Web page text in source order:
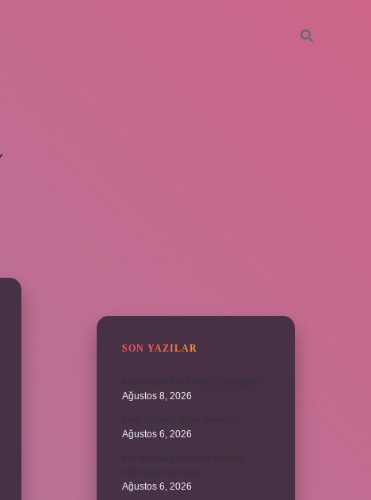
SON YAZILAR
Ağustos 8, 2026
Ağustos 6, 2026
Ağustos 6, 2026